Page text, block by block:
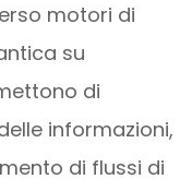
motori di
su
di
informazioni,
di flussi di